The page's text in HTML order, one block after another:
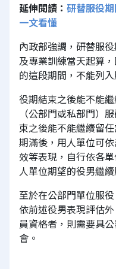
延伸閱讀： 研替服役
一文看懂
內政部強調，研替服
及專業訓練當天起算
的這段期間，不能列
役期結束之後能不能
（公部門或私部門）
束之後能不能繼續留
期滿後，用人單位可
效等表現，自行依各
人單位期望的役男繼續
至於在公部門單位服
依前述役男表現評估
員資格者，則需要具
會。